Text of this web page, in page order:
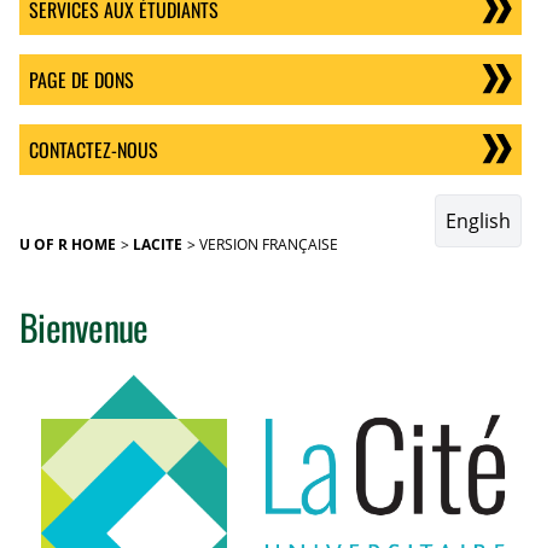
SERVICES AUX ÉTUDIANTS
PAGE DE DONS
CONTACTEZ-NOUS
English
U OF R HOME LACITE VERSION FRANÇAISE
Bienvenue